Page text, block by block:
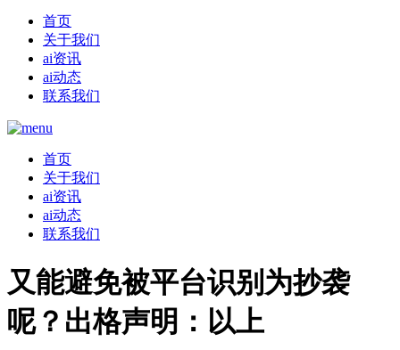
首页
关于我们
ai资讯
ai动态
联系我们
首页
关于我们
ai资讯
ai动态
联系我们
又能避免被平台识别为抄袭
呢？出格声明：以上